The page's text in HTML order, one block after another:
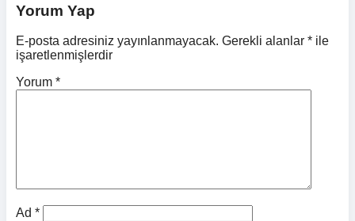
Yorum Yap
E-posta adresiniz yayınlanmayacak. Gerekli alanlar * ile
işaretlenmişlerdir
Yorum *
Ad *